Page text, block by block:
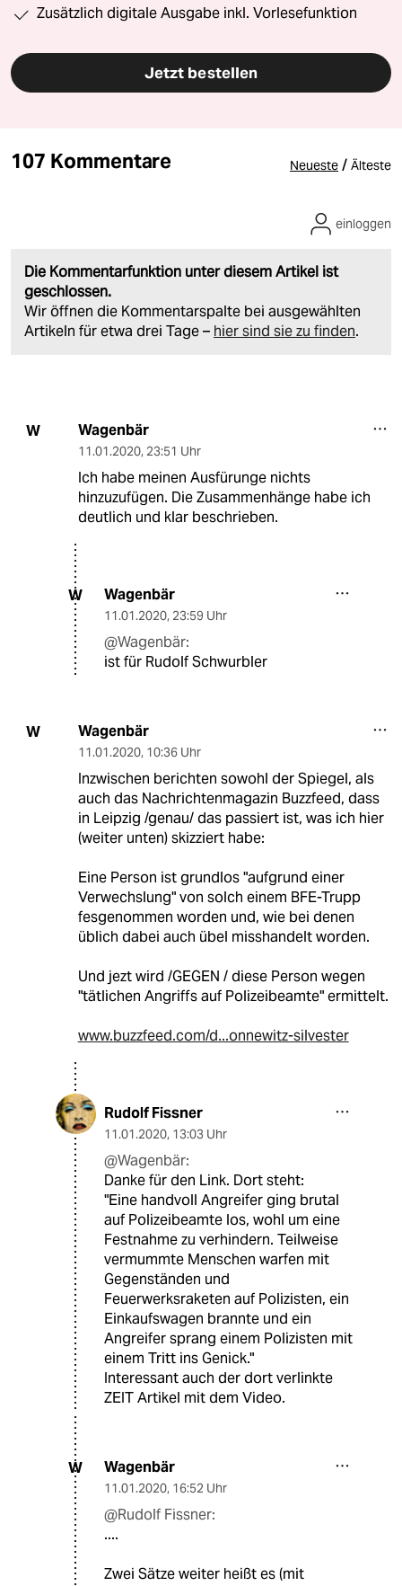
Zusätzlich digitale Ausgabe inkl. Vorlesefunktion
Jetzt bestellen
107 Kommentare Neueste / Älteste
Die Kommentarfunktion unter diesem Artikel ist
geschlossen.
Wir öffnen die Kommentarspalte bei ausgewählten
Artikeln für etwa drei Tage – hier sind sie zu finden.
einloggen
W Wagenbär
11.01.2020, 23:51 Uhr
Ich habe meinen Ausfürunge nichts
hinzuzufügen. Die Zusammenhänge habe ich
deutlich und klar beschrieben.
W Wagenbär
11.01.2020, 23:59 Uhr
@Wagenbär:
ist für Rudolf Schwurbler
W Wagenbär
11.01.2020, 10:36 Uhr
Inzwischen berichten sowohl der Spiegel, als
auch das Nachrichtenmagazin Buzzfeed, dass
in Leipzig /genau/ das passiert ist, was ich hier
(weiter unten) skizziert habe:
Eine Person ist grundlos "aufgrund einer
Verwechslung" von solch einem BFE-Trupp
fesgenommen worden und, wie bei denen
üblich dabei auch übel misshandelt worden.
Und jezt wird /GEGEN / diese Person wegen
"tätlichen Angriffs auf Polizeibeamte" ermittelt.
www.buzzfeed.com/d...onnewitz-silvester
Rudolf Fissner
11.01.2020, 13:03 Uhr
@Wagenbär:
Danke für den Link. Dort steht:
"Eine handvoll Angreifer ging brutal
auf Polizeibeamte los, wohl um eine
Festnahme zu verhindern. Teilweise
vermummte Menschen warfen mit
Gegenständen und
Feuerwerksraketen auf Polizisten, ein
Einkaufswagen brannte und ein
Angreifer sprang einem Polizisten mit
einem Tritt ins Genick."
Interessant auch der dort verlinkte
ZEIT Artikel mit dem Video.
W Wagenbär
11.01.2020, 16:52 Uhr
@Rudolf Fissner:
....
Zwei Sätze weiter heißt es (mit